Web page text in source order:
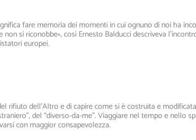
fare memoria dei momenti in cui ognuno di noi ha
non si riconobbe», così Ernesto Balducci descriveva
europei.
rifiuto dell’Altro e di capire come si è costruita e
del “diverso-da-me”. Viaggiare nel tempo e nello
con maggior consapevolezza.